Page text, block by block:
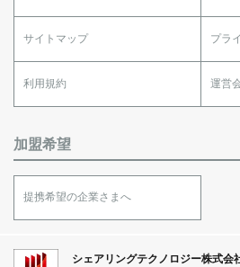
サイトマップ プラ
利用規約 運営
加盟希望
提携希望の企業さまへ
シェアリングテクノロジー株式会